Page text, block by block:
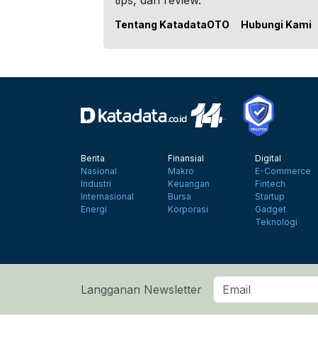
Tentang KatadataOTO Hubungi Kami
Berita
Nasional
Industri
Internasional
Energi
Finansial
Makro
Keuangan
Bursa
Korporasi
Digital
E-Commerce
Fintech
Startup
Gadget
Teknologi
Langganan Newsletter